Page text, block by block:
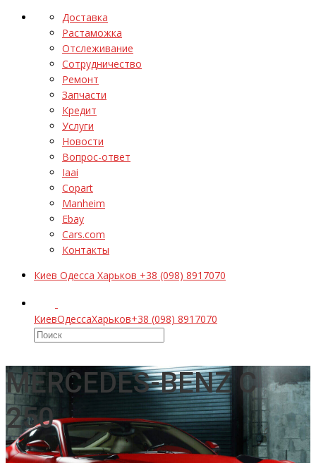
Доставка
Растаможка
Отслеживание
Сотрудничество
Ремонт
Запчасти
Кредит
Услуги
Новости
Вопрос-ответ
Iaai
Copart
Manheim
Ebay
Cars.com
Контакты
Киев Одесса Харьков +38 (098) 8917070
КиевОдессаХарьков+38 (098) 8917070
MERCEDES-BENZ C
250